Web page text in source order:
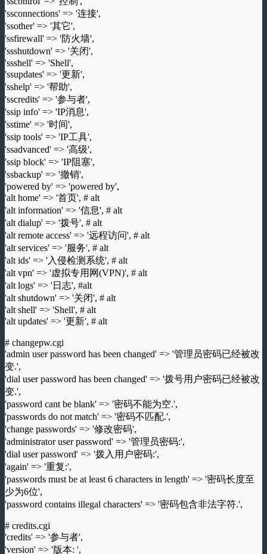
'ssconnections' => '连接',
'ssother' => '其它',
'ssfirewall' => '防火墙',
'ssshutdown' => '关闭',
'ssshell' => 'Shell',
'ssupdates' => '更新',
'sshelp' => '帮助',
'sscredits' => '参与者',
'ssip info' => 'IP消息',
'sstime' => '时间',
'ssip tools' => 'IP工具',
'ssadvanced' => '高级',
'ssip block' => 'IP阻塞',
'ssbackup' => '撤销',
'powered by' => 'powered by',
'alt home' => '首页', # alt
'alt information' => '信息', # alt
'alt dialup' => '拨号', # alt
'alt remote access' => '远程访问', # alt
'alt services' => '服务', # alt
'alt ids' => '入侵检测系统', # alt
'alt vpn' => '虚拟专用网(VPN)', # alt
'alt logs' => '日志', #alt
'alt shutdown' => '关闭', # alt
'alt shell' => 'Shell', # alt
'alt updates' => '更新', # alt
# changepw.cgi
'admin user password has been changed' => '管理员密码已经被改
变.',
'dial user password has been changed' => '拨号用户密码已经被改
变.',
'password cant be blank' => '密码不能为空.',
'passwords do not match' => '密码不匹配.',
'change passwords' => '修改密码',
'administrator user password' => '管理员密码:',
'dial user password' => '拨入用户密码:',
'again' => '重复:',
'passwords must be at least 6 characters in length' => '密码长度至
少为6位',
'password contains illegal characters' => '密码包含非法字符.',
# credits.cgi
'credits' => '参与者',
'version' => '版本: ',